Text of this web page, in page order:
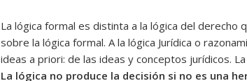
La lógica formal es distinta a la lógica del
sobre la lógica formal. A la lógica Jurídica o
ideas a priori: de las ideas y conceptos jurídicos.
La lógica no produce la decisión si no es una